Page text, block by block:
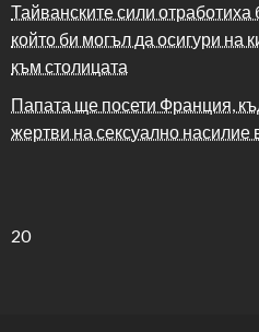
Тайванските сили
който би могъл да осигури на
към столицата
Папата ще посети Франция,
жертви на сексуално насилие
20